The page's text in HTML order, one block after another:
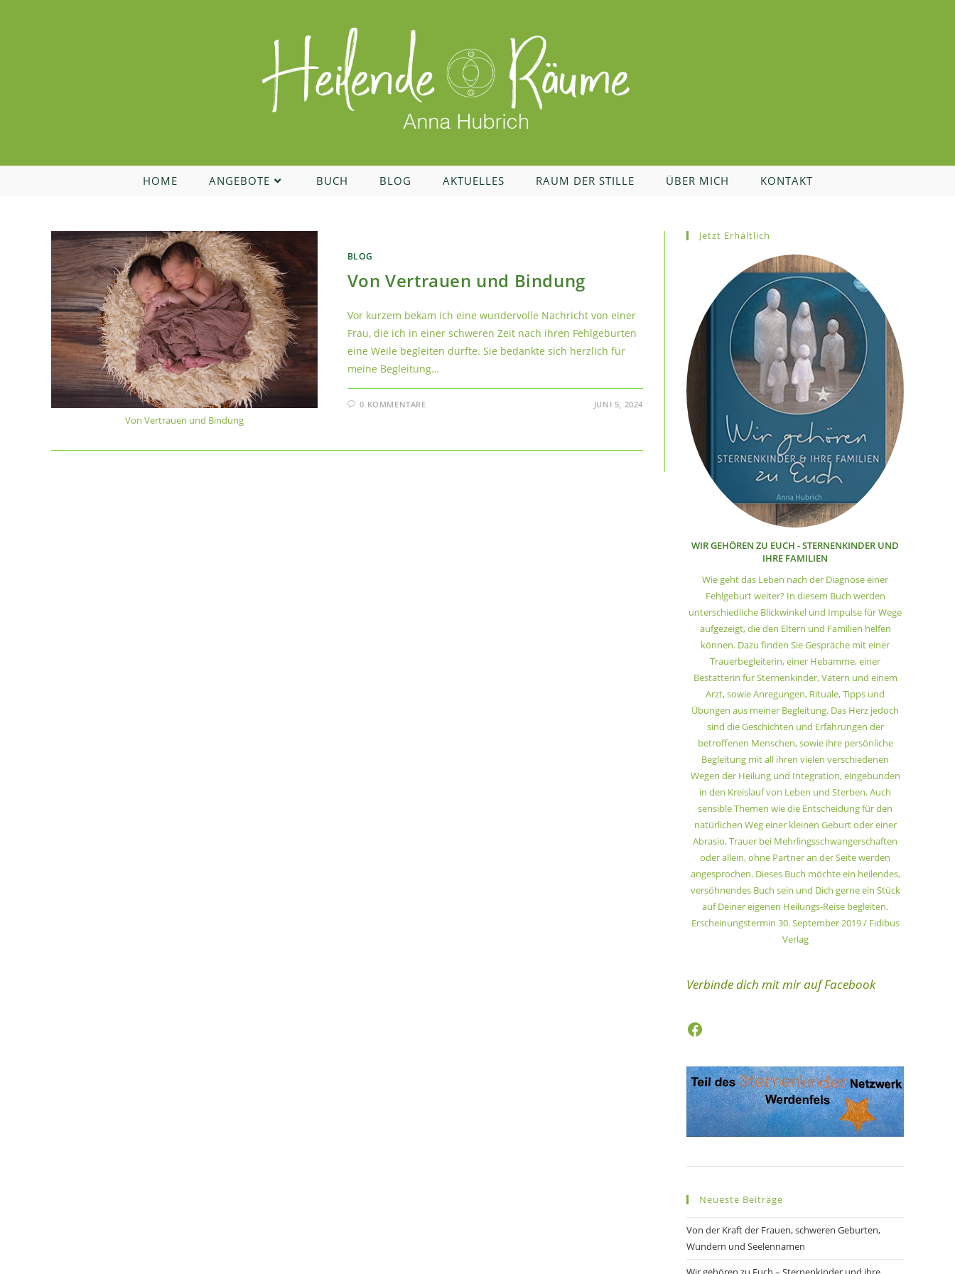
HOME ANGEBOTE BUCH BLOG AKTUELLES RAUM DER STILLE ÜBER MICH KONTAKT
Von Vertrauen und Bindung
BLOG
Von Vertrauen und Bindung
Vor kurzem bekam ich eine wundervolle Nachricht von einer
Frau, die ich in einer schweren Zeit nach ihren Fehlgeburten
eine Weile begleiten durfte. Sie bedankte sich herzlich für
meine Begleitung…
0 KOMMENTARE JUNI 5, 2024
Jetzt Erhältlich
WIR GEHÖREN ZU EUCH - STERNENKINDER UND
IHRE FAMILIEN
Wie geht das Leben nach der Diagnose einer
Fehlgeburt weiter? In diesem Buch werden
unterschiedliche Blickwinkel und Impulse für Wege
aufgezeigt, die den Eltern und Familien helfen
können. Dazu finden Sie Gespräche mit einer
Trauerbegleiterin, einer Hebamme, einer
Bestatterin für Sternenkinder, Vätern und einem
Arzt, sowie Anregungen, Rituale, Tipps und
Übungen aus meiner Begleitung. Das Herz jedoch
sind die Geschichten und Erfahrungen der
betroffenen Menschen, sowie ihre persönliche
Begleitung mit all ihren vielen verschiedenen
Wegen der Heilung und Integration, eingebunden
in den Kreislauf von Leben und Sterben. Auch
sensible Themen wie die Entscheidung für den
natürlichen Weg einer kleinen Geburt oder einer
Abrasio, Trauer bei Mehrlingsschwangerschaften
oder allein, ohne Partner an der Seite werden
angesprochen. Dieses Buch möchte ein heilendes,
versöhnendes Buch sein und Dich gerne ein Stück
auf Deiner eigenen Heilungs-Reise begleiten.
Erscheinungstermin 30. September 2019 / Fidibus
Verlag
Verbinde dich mit mir auf Facebook
Facebook
Neueste Beiträge
Von der Kraft der Frauen, schweren Geburten,
Wundern und Seelennamen